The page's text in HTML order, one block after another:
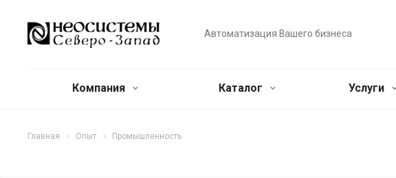
Автоматизация Вашего бизнеса
Компания Каталог Услуги
Главная Опыт Промышленность